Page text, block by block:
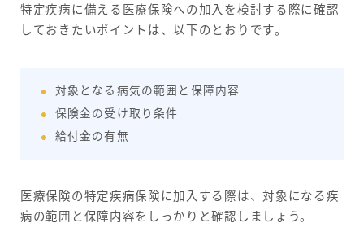
特定疾病に備える医療保険への加入を検討する際に確認
しておきたいポイントは、以下のとおりです。
対象となる病気の範囲と保障内容
保険金の受け取り条件
給付金の有無
医療保険の特定疾病保険に加入する際は、対象になる疾
病の範囲と保障内容をしっかりと確認しましょう。